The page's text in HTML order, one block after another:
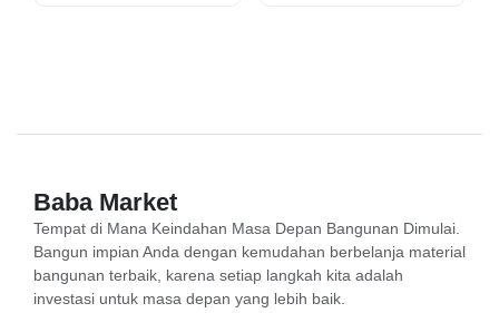
Baba Market
Tempat di Mana Keindahan Masa Depan Bangunan Dimulai.
Bangun impian Anda dengan kemudahan berbelanja material
bangunan terbaik, karena setiap langkah kita adalah
investasi untuk masa depan yang lebih baik.